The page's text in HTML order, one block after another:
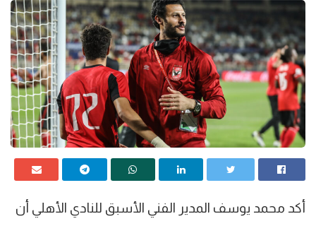
أكد محمد يوسف المدير الفني الأسبق للنادي الأهلي أن